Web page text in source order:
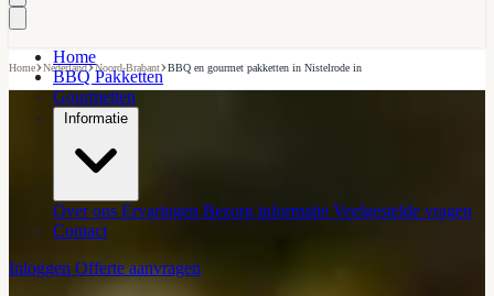
Home
BBQ Pakketten
Gourmetten
Informatie
Over ons Ervaringen Bezorg informatie Veelgestelde vragen
Contact
Inloggen Offerte aanvragen
Home›Nederland›Noord-Brabant›BBQ en gourmet pakketten in Nistelrode in